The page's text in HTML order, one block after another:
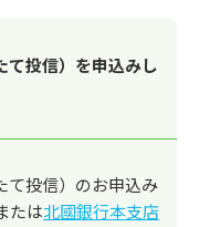
て投信）を申込みし
て投信）のお申込み
たは北國銀行本支店